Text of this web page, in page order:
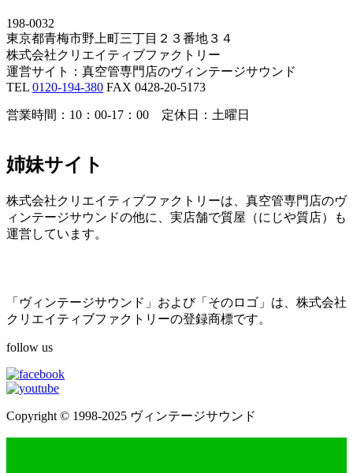
198-0032
東京都青梅市野上町三丁目２３番地３４
株式会社クリエイティブファクトリー
運営サイト：真空管専門店のヴィンテージサウンド
TEL 0120-194-380 FAX 0428-20-5173
営業時間：10：00-17：00 定休日：土曜日
姉妹サイト
株式会社クリエイティブファクトリーは、真空管専門店のヴ
ィンテージサウンドの他に、実店舗で質屋（にじや質店）も
運営しています。
「ヴィンテージサウンド」および「そのロゴ」は、株式会社
クリエイティブファクトリーの登録商標です。
follow us
Copyright © 1998-2025 ヴィンテージサウンド